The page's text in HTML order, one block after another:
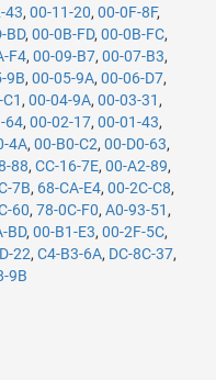
43, 00-11-20, 00-0F-8F,
BD, 00-0B-FD, 00-0B-FC,
F4, 00-09-B7, 00-07-B3,
9B, 00-05-9A, 00-06-D7,
, 00-04-9A, 00-03-31 ,
64, 00-02-17, 00-01-43,
4A, 00-B0-C2, 00-D0-63,
88, CC-16-7E, 00-A2-89,
7B, 68-CA-E4, 00-2C-C8,
60, 78-0C-F0, A0-93-51 ,
BD, 00-B1-E3, 00-2F-5C,
22, C4-B3-6A, DC-8C-37,
9B